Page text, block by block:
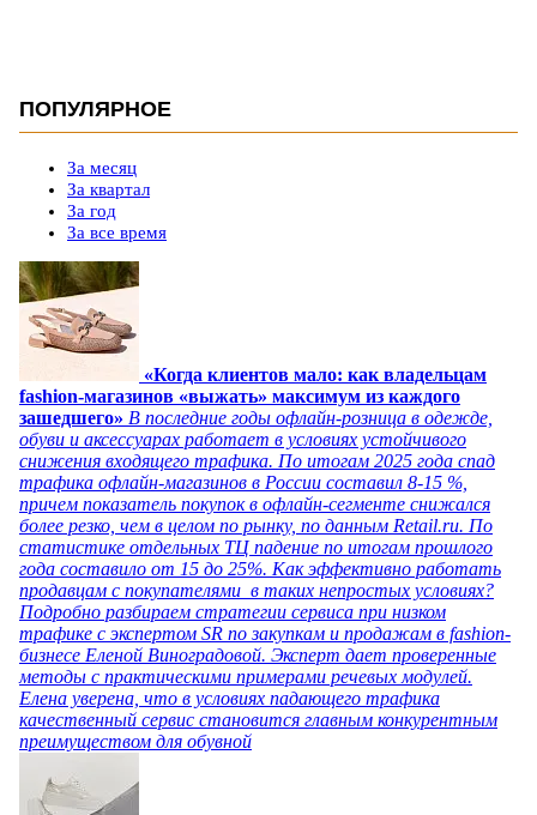
ПОПУЛЯРНОЕ
За месяц
За квартал
За год
За все время
«Когда клиентов мало: как владельцам
fashion-магазинов «выжать» максимум из каждого
зашедшего» В последние годы офлайн-розница в одежде,
обуви и аксессуарах работает в условиях устойчивого
снижения входящего трафика. По итогам 2025 года спад
трафика офлайн-магазинов в России составил 8-15 %,
причем показатель покупок в офлайн-сегменте снижался
более резко, чем в целом по рынку, по данным Retail.ru. По
статистике отдельных ТЦ падение по итогам прошлого
года составило от 15 до 25%. Как эффективно работать
продавцам с покупателями в таких непростых условиях?
Подробно разбираем стратегии сервиса при низком
трафике с экспертом SR по закупкам и продажам в fashion-
бизнесе Еленой Виноградовой. Эксперт дает проверенные
методы с практическими примерами речевых модулей.
Елена уверена, что в условиях падающего трафика
качественный сервис становится главным конкурентным
преимуществом для обувной